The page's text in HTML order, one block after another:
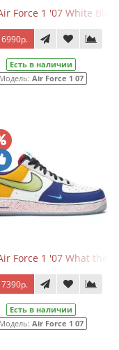
Force 1 '07 White Black
6990р.
Есть в наличии
Модель: Air Force 1 07
Force 1 '07 What the
7390р.
Есть в наличии
Модель: Air Force 1 07